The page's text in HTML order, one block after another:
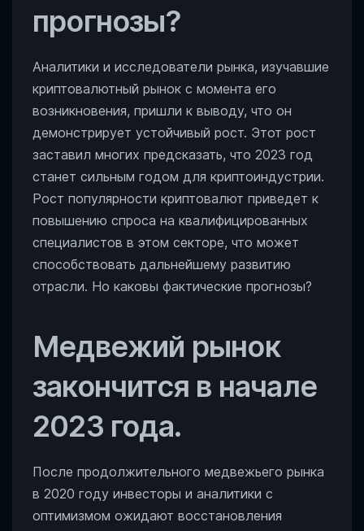
прогнозы?
Аналитики и исследователи рынка, изучавшие
криптовалютный рынок с момента его
возникновения, пришли к выводу, что он
демонстрирует устойчивый рост. Этот рост
заставил многих предсказать, что 2023 год
станет сильным годом для криптоиндустрии.
Рост популярности криптовалют приведет к
повышению спроса на квалифицированных
специалистов в этом секторе, что может
способствовать дальнейшему развитию
отрасли. Но каковы фактические прогнозы?
Медвежий рынок
закончится в начале
2023 года.
После продолжительного медвежьего рынка
в 2020 году инвесторы и аналитики с
оптимизмом ожидают восстановления